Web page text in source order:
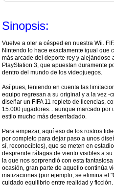
Sinopsis:
Vuelve a oler a césped en nuestra Wii.
Nintendo lo hace exactamente igual que
más arcade del deporte rey y alejándose
PlayStation 3, que apuestan duramente
dentro del mundo de los videojuegos.
Así pues, teniendo en cuenta las
equipo regresan a su original y a la vez -
diseñar un FIFA 11 repleto de licencias,
15.000 jugadores... aunque marcado
estilo mucho más desenfadado.
Para empezar, aquí eso de los rostros
por completo para dejar paso a unos
sí, reconocibles), que se meten en
desprende ráfagas de viento visibles a
la que nos sorprendió con esta
ocasión, gran parte de aquello continúa
matizaciones (por ejemplo, se elimina el
cuidado equilibrio entre realidad y ficción.